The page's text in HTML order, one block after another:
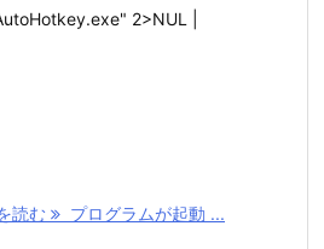
2>NUL |
読む プログラムが起動 ...